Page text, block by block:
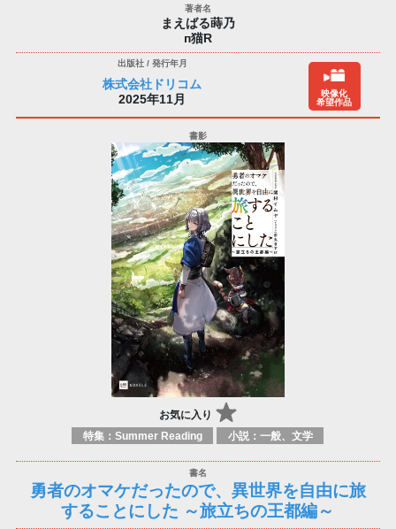
まえばる蒔乃
п猫R
株式会社ドリコム
2025年11月
映像化
希望作品
お気に入り
特集：Summer Reading 小説：一般、文学
勇者のオマケだったので、異世界を自由に旅
することにした ～旅立ちの王都編～